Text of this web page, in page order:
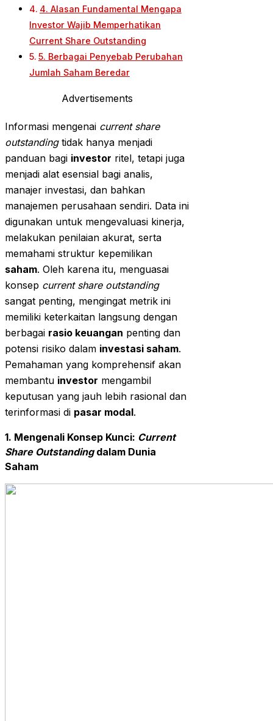
4. Alasan Fundamental Mengapa
Investor Wajib Memperhatikan
Current Share Outstanding
5. Berbagai Penyebab Perubahan
Jumlah Saham Beredar
Advertisements
Informasi mengenai current share
outstandingtidak hanya menjadi
panduan bagi investor ritel, tetapi juga
menjadi alat esensial bagi analis,
manajer investasi, dan bahkan
manajemen perusahaan sendiri. Data ini
digunakan untuk mengevaluasi kinerja,
melakukan penilaian akurat, serta
memahami struktur kepemilikan
saham. Oleh karena itu, menguasai
konsep current share outstanding
sangat penting, mengingat metrik ini
memiliki keterkaitan langsung dengan
berbagai rasio keuangan penting dan
potensi risiko dalam investasi saham.
Pemahaman yang komprehensif akan
membantu investor mengambil
keputusan yang jauh lebih rasional dan
terinformasi di pasar modal.
1. Mengenali Konsep Kunci: Current
Share Outstandingdalam Dunia
Saham